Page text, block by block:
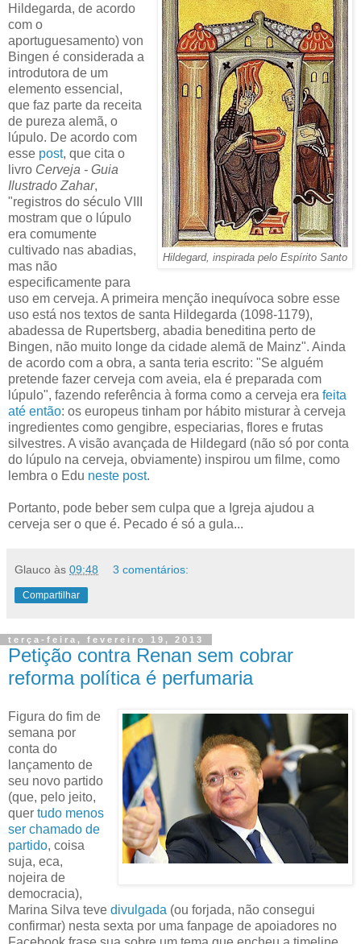
Hildegard, inspirada pelo Espírito Santo
Hildegarda, de acordo
com o
aportuguesamento) von
Bingen é considerada a
introdutora de um
elemento essencial,
que faz parte da receita
de pureza alemã, o
lúpulo. De acordo com
esse post, que cita o
livro Cerveja - Guia
Ilustrado Zahar,
"registros do século VIII
mostram que o lúpulo
era comumente
cultivado nas abadias,
mas não
especificamente para
uso em cerveja. A primeira menção inequívoca sobre esse
uso está nos textos de santa Hildegarda (1098-1179),
abadessa de Rupertsberg, abadia beneditina perto de
Bingen, não muito longe da cidade alemã de Mainz". Ainda
de acordo com a obra, a santa teria escrito: "Se alguém
pretende fazer cerveja com aveia, ela é preparada com
lúpulo", fazendo referência à forma como a cerveja era feita
até então: os europeus tinham por hábito misturar à cerveja
ingredientes como gengibre, especiarias, flores e frutas
silvestres. A visão avançada de Hildegard (não só por conta
do lúpulo na cerveja, obviamente) inspirou um filme, como
lembra o Edu neste post.
Portanto, pode beber sem culpa que a Igreja ajudou a
cerveja ser o que é. Pecado é só a gula...
Glauco às 09:48 3 comentários:
Compartilhar
terça-feira, fevereiro 19, 2013
Petição contra Renan sem cobrar
reforma política é perfumaria
Figura do fim de
semana por
conta do
lançamento de
seu novo partido
(que, pelo jeito,
quer tudo menos
ser chamado de
partido, coisa
suja, eca,
nojeira de
democracia),
Marina Silva teve divulgada (ou forjada, não consegui
confirmar) nesta sexta por uma fanpage de apoiadores no